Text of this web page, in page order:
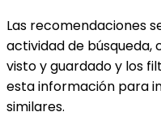
Las recomendaciones
actividad de búsqueda,
visto y guardado y los
esta información para
similares.